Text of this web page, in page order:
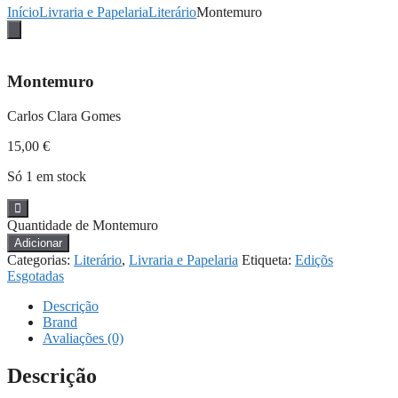
InícioLivraria e PapelariaLiterárioMontemuro
Montemuro
Carlos Clara Gomes
15,00 €
Só 1 em stock
Quantidade de Montemuro
Adicionar
Categorias: Literário, Livraria e Papelaria Etiqueta: Ediçõs
Esgotadas
Descrição
Brand
Avaliações (0)
Descrição